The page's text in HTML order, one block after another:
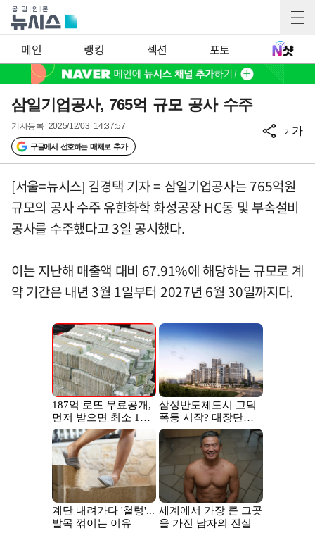
메인 랭킹 섹션 포토
삼일기업공사, 765억 규모 공사 수주
기사등록 2025/12/03 14:37:57
구글에서 선호하는 매체로 추가
가가
[서울=뉴시스] 김경택 기자 = 삼일기업공사는 765억원
규모의 공사 수주 유한화학 화성공장 HC동 및 부속설비
공사를 수주했다고 3일 공시했다.
이는 지난해 매출액 대비 67.91%에 해당하는 규모로 계
약 기간은 내년 3월 1일부터 2027년 6월 30일까지다.